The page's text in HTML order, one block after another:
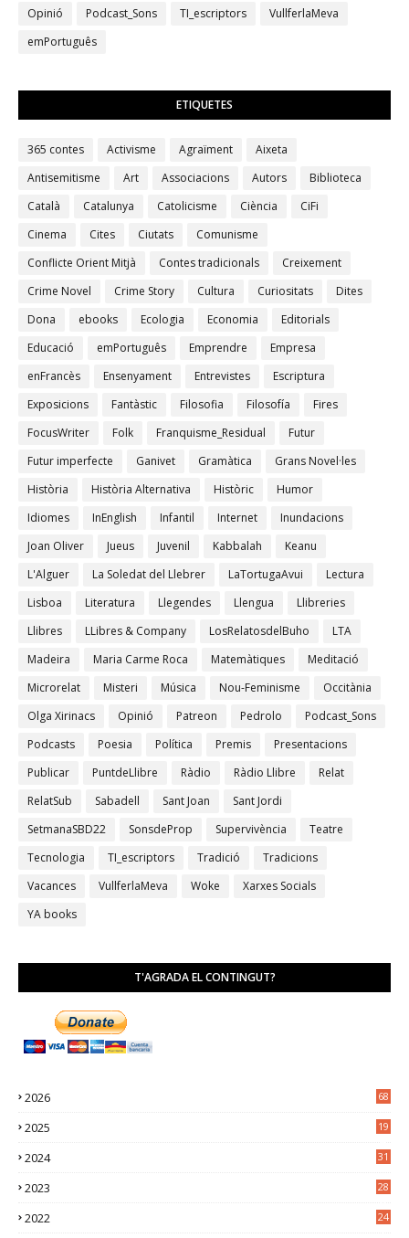
Opinió Podcast_Sons TI_escriptors
VullferlaMeva
emPortuguês
ETIQUETES
365 contes Activisme Agraïment
Aixeta
Antisemitisme
Art Associacions Autors
Biblioteca
Català
Catalunya Catolicisme Ciència
CiFi
Cinema
Cites Ciutats
Comunisme
Conflicte Orient Mitjà
Contes tradicionals
Creixement
Crime Novel
Crime Story Cultura Curiositats
Dites
Dona
ebooks Ecologia Economia
Editorials
Educació
emPortuguês Emprendre
Empresa
enFrancès
Ensenyament Entrevistes
Escriptura
Exposicions
Fantàstic Filosofia Filosofía
Fires
FocusWriter
Folk Franquisme_Residual
Futur
Futur imperfecte
Ganivet Gramàtica
Grans Novel·les
Història
Història Alternativa Històric
Humor
Idiomes
InEnglish Infantil Internet
Inundacions
Joan Oliver
Jueus Juvenil Kabbalah
Keanu
L'Alguer
La Soledat del Llebrer LaTortugaAvui
Lectura
Lisboa
Literatura Llegendes Llengua
Llibreries
Llibres
LLibres & Company LosRelatosdelBuho
LTA
Madeira
Maria Carme Roca Matemàtiques
Meditació
Microrelat
Misteri Música Nou-Feminisme
Occitània
Olga Xirinacs
Opinió Patreon Pedrolo
Podcast_Sons
Podcasts
Poesia Política Premis
Presentacions
Publicar
PuntdeLlibre Ràdio Ràdio Llibre
Relat
RelatSub
Sabadell Sant Joan
Sant Jordi
SetmanaSBD22
SonsdeProp Supervivència
Teatre
Tecnologia
TI_escriptors Tradició
Tradicions
Vacances
VullferlaMeva Woke
Xarxes Socials
YA books
T'AGRADA EL CONTINGUT?
2026 68
2025
19
2024
31
2023
28
2022
24